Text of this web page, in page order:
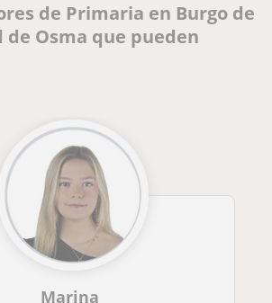
de Primaria en Burgo de
de Osma que pueden
Marina